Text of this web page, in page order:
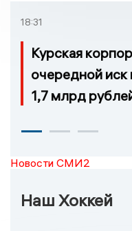
18:31
Курская
очередной иск
1,7 млрд
Новости СМИ2
Наш Хоккей